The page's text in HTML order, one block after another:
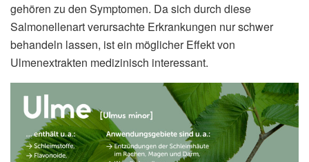
gehören zu den Symptomen. Da sich durch diese
Salmonellenart verursachte Erkrankungen nur schwer
behandeln lassen, ist ein möglicher Effekt von
Ulmenextrakten medizinisch interessant.